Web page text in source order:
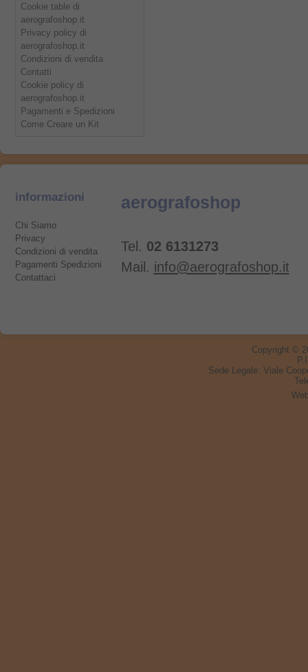
Cookie table di
aerografoshop.it
Privacy policy di
aerografoshop.it
Condizioni di vendita
Contatti
Cookie policy di
aerografoshop.it
Pagamenti e Spedizioni
Come Creare un Kit
informazioni
Chi Siamo
Privacy
Condizioni di vendita
Pagamenti Spedizioni
Contattaci
aerografoshop
Tel. 02 6131273
Mail. info@aerografoshop.it
Copyright ©
Sede Legale: Viale